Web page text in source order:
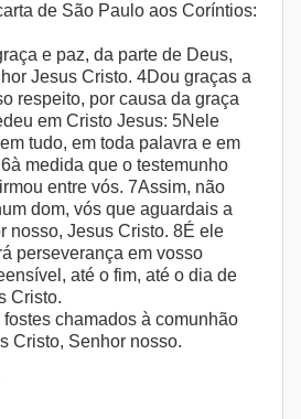
de São Paulo aos Coríntios:
e paz, da parte de Deus,
Jesus Cristo. 4Dou graças a
respeito, por causa da graça
em Cristo Jesus: 5Nele
tudo, em toda palavra e em
medida que o testemunho
entre vós. 7Assim, não
dom, vós que aguardais a
nosso, Jesus Cristo. 8É ele
perseverança em vosso
até o fim, até o dia de
Cristo.
chamados à comunhão
Cristo, Senhor nosso.